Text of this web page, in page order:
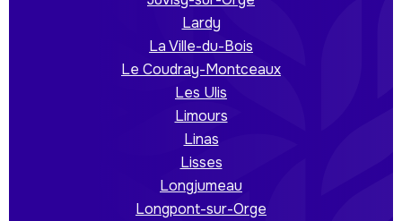
Lardy
La Ville-du-Bois
Le Coudray-Montceaux
Les Ulis
Limours
Linas
Lisses
Longjumeau
Longpont-sur-Orge